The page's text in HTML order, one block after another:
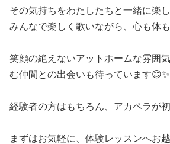
その気持ちをわたしたちと一緒に楽
みんなで楽しく歌いながら、心も体
笑顔の絶えないアットホームな雰囲
む仲間との出会いも待っています😊✨
経験者の方はもちろん、アカペラが
まずはお気軽に、体験レッスンへお